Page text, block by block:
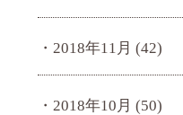
2018年11月 (42)
2018年10月 (50)